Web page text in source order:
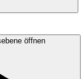
öffnen